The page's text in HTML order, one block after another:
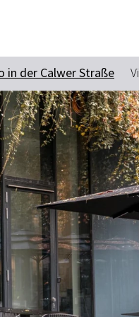
Suchbegriff
Das könnte
Citytour
Erlebnisse
Wein
Kultur
in der Calwer Straße